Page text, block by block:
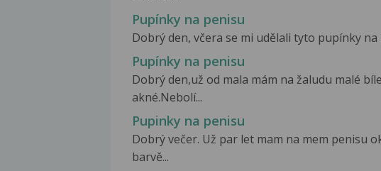
Pupínky na penisu
Dobrý den, včera se mi udělali tyto pupínky na
Pupínky na penisu
Dobrý den,už od mala mám na žaludu malé
akné.Nebolí...
Pupinky na penisu
Dobrý večer. Už par let mam na mem penisu
barvě...